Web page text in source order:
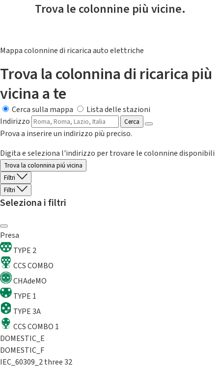
Trova le colonnine più vicine.
Mappa colonnine di ricarica auto elettriche
Trova la colonnina di ricarica più
vicina a te
Cerca sulla mappa
Lista delle stazioni
Indirizzo
Cerca
Prova a inserire un indirizzo più preciso.
Digita e seleziona l'indirizzo per trovare le colonnine disponibili
Trova la colonnina piú vicina
Filtri
Filtri
Seleziona i filtri
Presa
TYPE 2
CCS COMBO
CHAdeMO
TYPE 1
TYPE 3A
CCS COMBO 1
DOMESTIC_E
DOMESTIC_F
IEC_60309_2 three 32